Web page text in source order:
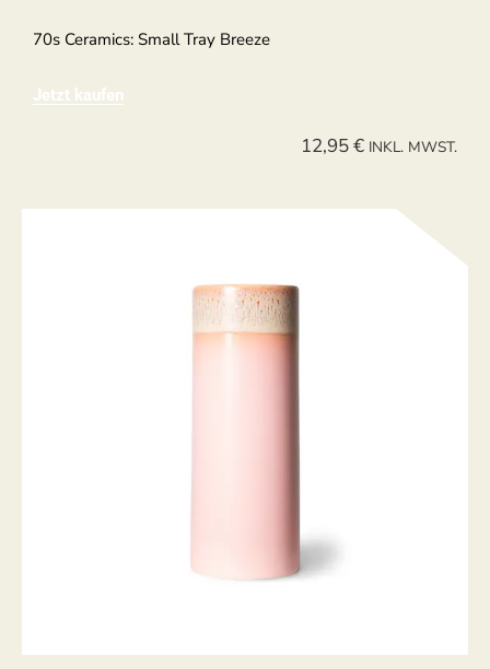
70s Ceramics: Small Tray Breeze
Jetzt kaufen
12,95€ INKL. MWST.